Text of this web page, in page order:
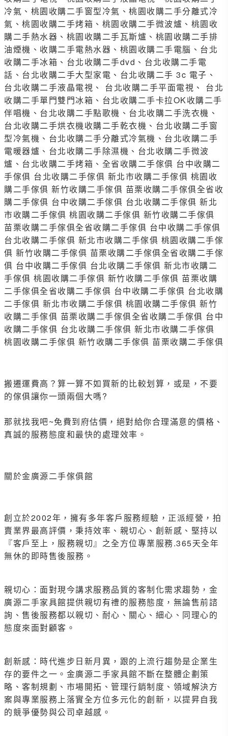
冷氣、桃園收購二手窗型冷氣、桃園收購二手分離式冷
氣、桃園收購二手烤箱、桃園收購二手微波爐、桃園收
購二手熱水器、桃園收購二手瓦斯爐、桃園收購二手排
油煙機、收購二手電熱水器、桃園收購二手電腦、台北
收購二手冰箱、台北收購二手dvd、台北收購二手電
話、台北收購二手大型家電、台北收購二手 3c 電子、
台北收購二手液晶電視、 台北收購二手平面電視、 台北
收購二手單門雙門冰箱、台北收購二手卡拉OK收購二手
伴唱機、台北收購二手點歌機、台北收購二手洗衣機、
台北收購二手烘衣機收購二手乾衣機、台北收購二手窗
型冷氣機、台北收購二手分離式冷氣機、台北收購二手
電暖器爐、台北收購二手除濕機、台北收購二手微波
爐、台北收購二手烤箱、全省收購二手傢俱 台中收購二
手傢俱 台北收購二手傢俱 新北市收購二手傢俱 桃園收
購二手傢俱 新竹收購二手傢俱 苗栗收購二手傢俱全省收
購二手傢俱 台中收購二手傢俱 台北收購二手傢俱 新北
市收購二手傢俱 桃園收購二手傢俱 新竹收購二手傢俱
苗栗收購二手傢俱全省收購二手傢俱 台中收購二手傢俱
台北收購二手傢俱 新北市收購二手傢俱 桃園收購二手傢
俱 新竹收購二手傢俱 苗栗收購二手傢俱全省收購二手傢
俱 台中收購二手傢俱 台北收購二手傢俱 新北市收購二
手傢俱 桃園收購二手傢俱 新竹收購二手傢俱 苗栗收購
二手傢俱全省收購二手傢俱 台中收購二手傢俱 台北收購
二手傢俱 新北市收購二手傢俱 桃園收購二手傢俱 新竹
收購二手傢俱 苗栗收購二手傢俱全省收購二手傢俱 台中
收購二手傢俱 台北收購二手傢俱 新北市收購二手傢俱
桃園收購二手傢俱 新竹收購二手傢俱 苗栗收購二手傢俱
搬遷運費高？算一算不如買新的比較划算，或是，不要
的傢俱讓你一頭兩個大嗎?
那就找我吧~免費到府估價，絕對給你合理滿意的價格、
真誠的服務態度和最快的處理效率。
關於金廣源二手傢俱館
創立於2002年，擁有多年客戶服務經驗，正派經營，拍
賣業界最高評價，秉持效率、親切心、創新感、堅持以
『客戶至上，服務親切』之全方位專業服務.365天全年
無休的即時售後服務。
親切心：面對現今講求服務品質的客制化需求趨勢，金
廣源二手家具館提供親切有禮的服務態度，無論售前諮
詢、售後服務都以親切、耐心、關心、細心、同理心的
態度來面對顧客。
創新感：時代進步日新月異，跟的上流行趨勢是企業生
存的要件之一。金廣源二手家具館不斷在整體企劃策
略、客制規劃、市場開拓、管理行銷制度、領域解決方
案與專業服務上落實全方位多元化的創新，以提昇自我
的競爭優勢與公司卓越感。